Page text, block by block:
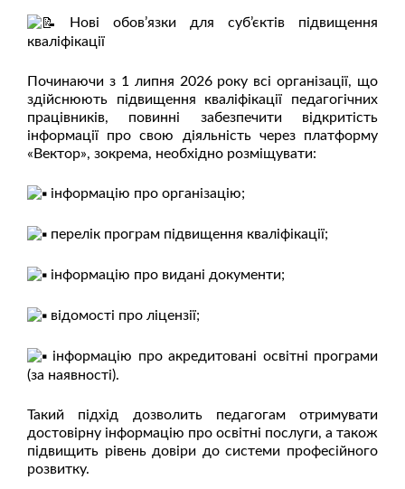
Нові обов’язки для суб’єктів підвищення
кваліфікації
Починаючи з 1 липня 2026 року всі організації, що
здійснюють підвищення кваліфікації педагогічних
працівників, повинні забезпечити відкритість
інформації про свою діяльність через платформу
«Вектор», зокрема, необхідно розміщувати:
інформацію про організацію;
перелік програм підвищення кваліфікації;
інформацію про видані документи;
відомості про ліцензії;
інформацію про акредитовані освітні програми
(за наявності).
Такий підхід дозволить педагогам отримувати
достовірну інформацію про освітні послуги, а також
підвищить рівень довіри до системи професійного
розвитку.